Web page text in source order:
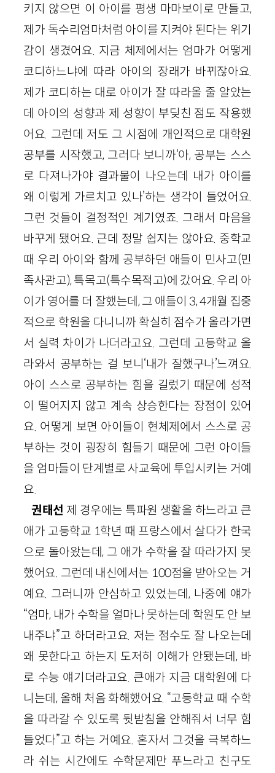
키지 않으면 이 아이를 평생 마마보이로 만들고,
제가 독수리엄마처럼 아이를 지켜야 된다는 위기
감이 생겼어요. 지금 체제에서는 엄마가 어떻게
코디하느냐에 따라 아이의 장래가 바뀌잖아요.
제가 코디하는 대로 아이가 잘 따라올 줄 알았는
데 아이의 성향과 제 성향이 부딪친 점도 작용했
어요. 그런데 저도 그 시점에 개인적으로 대학원
공부를 시작했고, 그러다 보니까‘아, 공부는 스스
로 다져나가야 결과물이 나오는데 내가 아이를
왜 이렇게 가르치고 있나’하는 생각이 들었어요.
그런 것들이 결정적인 계기였죠. 그래서 마음을
바꾸게 됐어요. 근데 정말 쉽지는 않아요. 중학교
때 우리 아이와 함께 공부하던 애들이 민사고(민
족사관고), 특목고(특수목적고)에 갔어요. 우리 아
이가 영어를 더 잘했는데, 그 애들이 3, 4개월 집중
적으로 학원을 다니니까 확실히 점수가 올라가면
서 실력 차이가 나더라고요. 그런데 고등학교 올
라와서 공부하는 걸 보니‘내가 잘했구나’느껴요.
아이 스스로 공부하는 힘을 길렀기 때문에 성적
이 떨어지지 않고 계속 상승한다는 장점이 있어
요. 어떻게 보면 아이들이 현체제에서 스스로 공
부하는 것이 굉장히 힘들기 때문에 그런 아이들
을 엄마들이 단계별로 사교육에 투입시키는 거예
요.
권태선 제 경우에는 특파원 생활을 하느라고 큰
애가 고등학교 1학년 때 프랑스에서 살다가 한국
으로 돌아왔는데, 그 애가 수학을 잘 따라가지 못
했어요. 그런데 내신에서는 100점을 받아오는 거
예요. 그러니까 안심하고 있었는데, 나중에 얘가
“엄마, 내가 수학을 얼마나 못하는데 학원도 안 보
내주냐”고 하더라고요. 저는 점수도 잘 나오는데
왜 못한다고 하는지 도저히 이해가 안됐는데, 바
로 수능 얘기더라고요. 큰애가 지금 대학원에 다
니는데, 올해 처음 화해했어요. “고등학교 때 수학
을 따라갈 수 있도록 뒷받침을 안해줘서 너무 힘
들었다”고 하는 거예요. 혼자서 그것을 극복하느
라 쉬는 시간에도 수학문제만 푸느라고 친구도